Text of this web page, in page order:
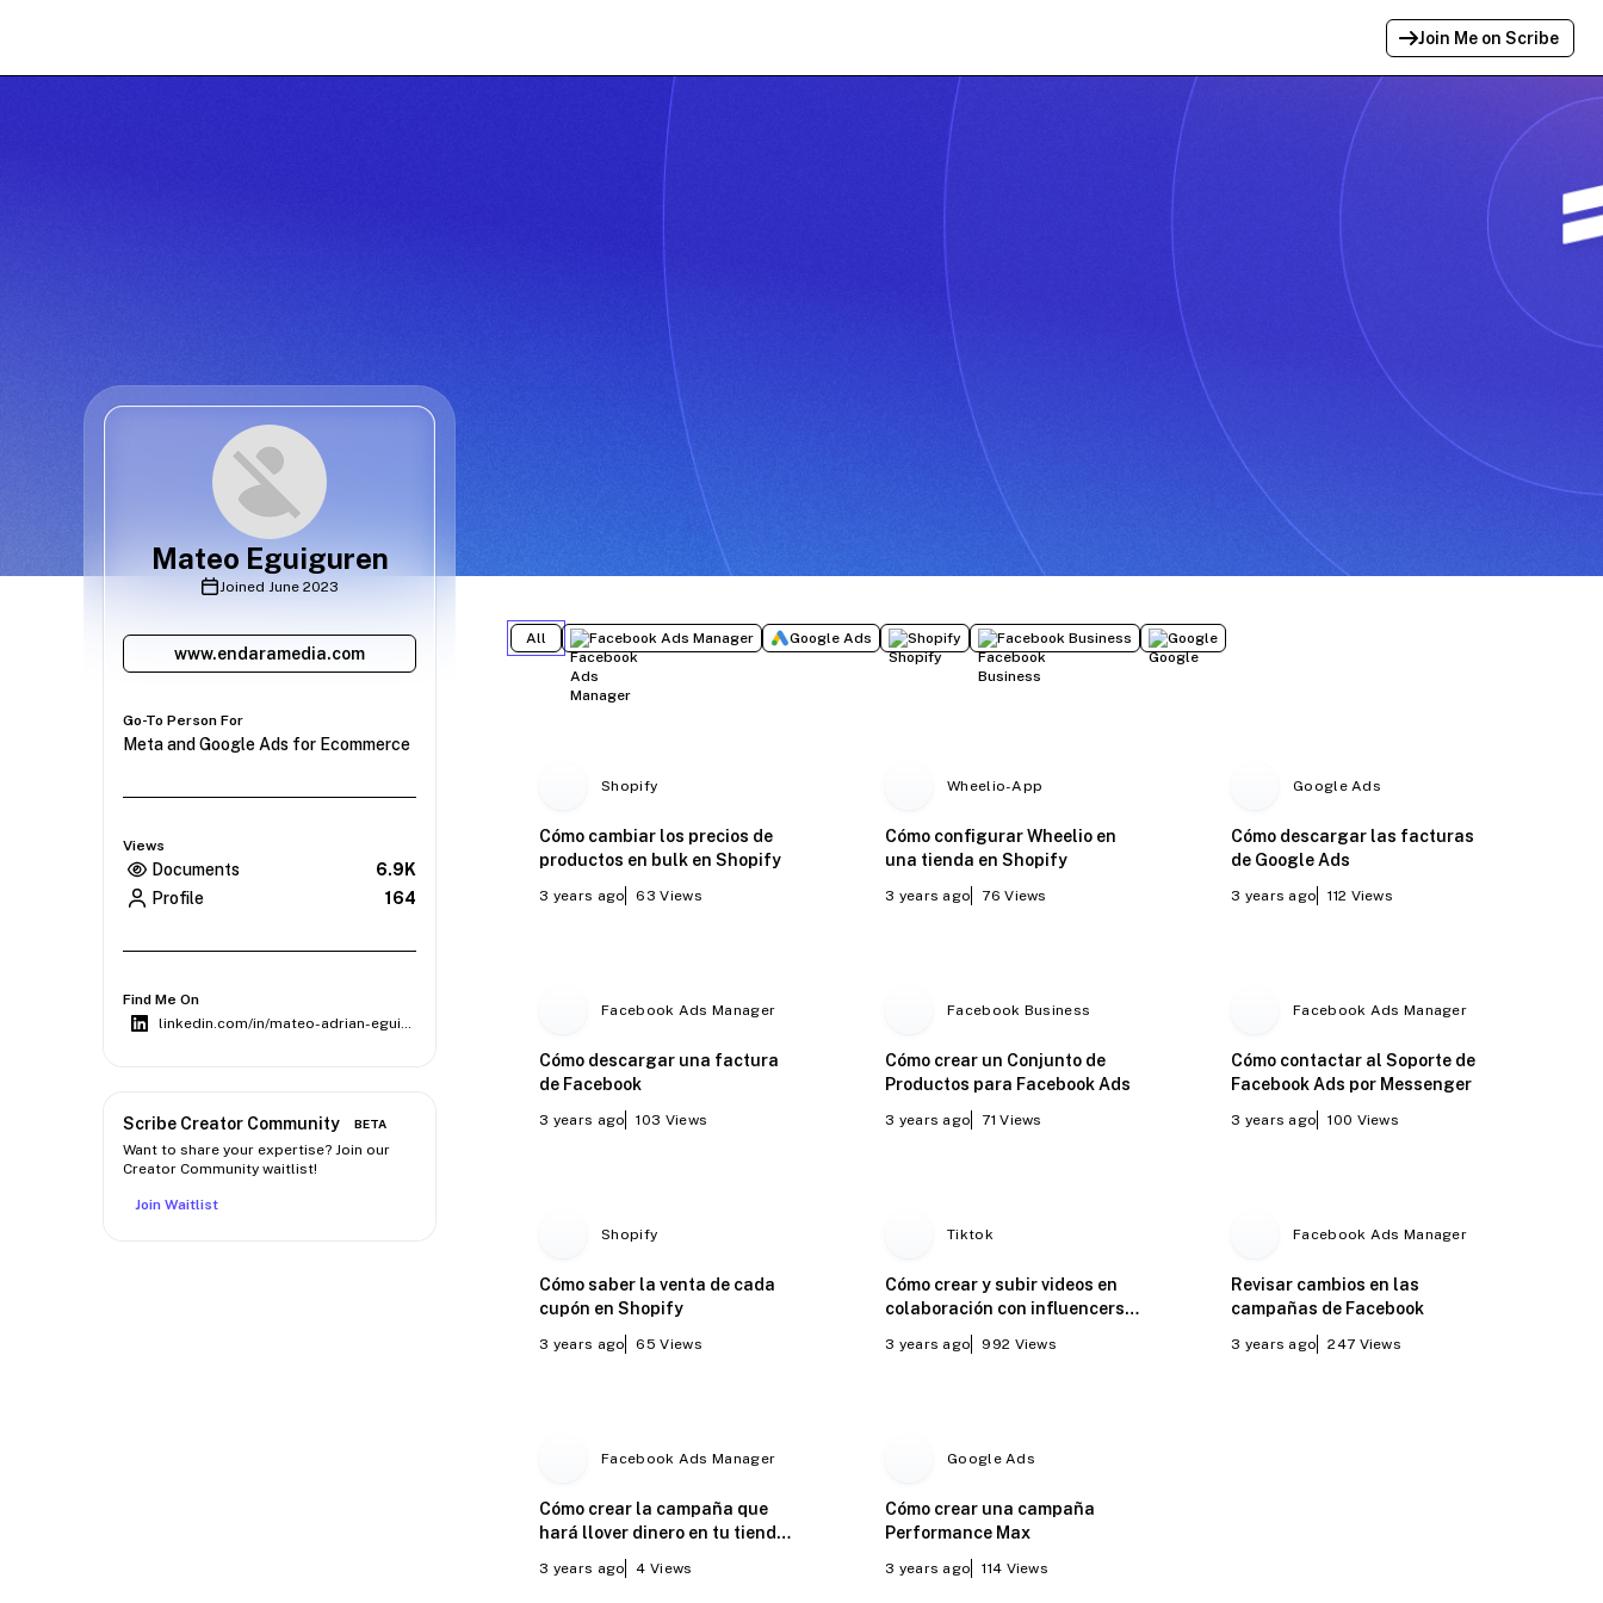
Join Me on Scribe
Mateo Eguiguren
Joined June 2023
www.endaramedia.com
Go-To Person For
Meta and Google Ads for Ecommerce
Views
Documents
6.9K
Profile
164
Find Me On
Scribe Creator Community BETA
Want to share your expertise? Join our
Creator Community waitlist!
Join Waitlist
All Facebook Ads Manager Google Ads Shopify Facebook Business Google
Shopify
Cómo cambiar los precios de
productos en bulk en Shopify
3 years ago 63 Views
Wheelio-App
Cómo configurar Wheelio en
una tienda en Shopify
3 years ago 76 Views
Google Ads
Cómo descargar las facturas
de Google Ads
3 years ago 112 Views
Facebook Ads Manager
Cómo descargar una factura
de Facebook
3 years ago 103 Views
Facebook Business
Cómo crear un Conjunto de
Productos para Facebook Ads
3 years ago 71 Views
Facebook Ads Manager
Cómo contactar al Soporte de
Facebook Ads por Messenger
3 years ago 100 Views
Shopify
Cómo saber la venta de cada
cupón en Shopify
3 years ago 65 Views
Tiktok
Cómo crear y subir videos en
colaboración con influencers
en TikTok Ads
3 years ago 992 Views
Facebook Ads Manager
Revisar cambios en las
campañas de Facebook
3 years ago 247 Views
Facebook Ads Manager
Cómo crear la campaña que
hará llover dinero en tu tienda
online - Ventas del catálogo
3 years ago 4 Views
Google Ads
Cómo crear una campaña
Performance Max
3 years ago 114 Views
profile has been copied for